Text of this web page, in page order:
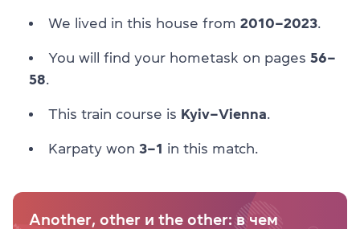
We lived in this house from 2010–2023.
You will find your hometask on pages 56–
58.
This train course is Kyiv–Vienna.
Karpaty won 3–1 in this match.
Another, other и the other: в чем